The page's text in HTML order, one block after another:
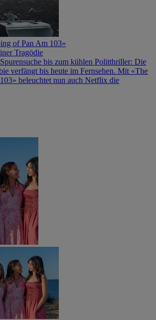
of Pan Am 103»
Tragödie
bis zum kühlen Politthriller: Die
verfängt bis heute im Fernsehen. Mit «The
beleuchtet nun auch Netflix die